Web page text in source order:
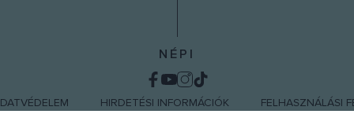
NÉPI
HIRDETÉSI INFORMÁCIÓK FELHASZNÁLÁSI